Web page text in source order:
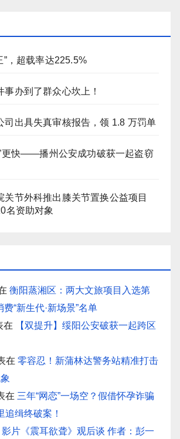
”，超载率达225.5%
事办到了群众心坎上！
司出具失真审核报告，领 1.8 万罚单
更快——播州公安成功破获一起盗窃
关节外科推出膝关节置换公益项目
名资助对象
衡阳蒸湘区：两大文旅项目入选第
“新生代·新场景”名单
在
【双提升】绥阳公安破获一起跨区
在 零容忍！新蒲林达警务站精准打击
在 三年“网恋”一场空？假借怀孕诈骗
追缉终破案！
影片《震耳欲聋》观后谈 作者：彭一